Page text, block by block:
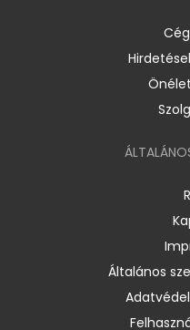
Általános